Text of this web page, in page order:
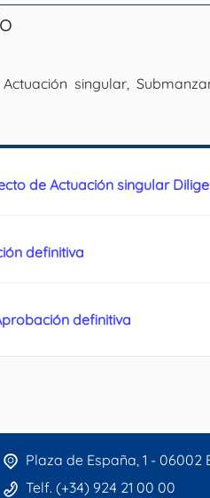
singular,
de Actuación singular
definitiva
definitiva
Plaza de España, 1 -
Telf. (+34) 924 21 00 00